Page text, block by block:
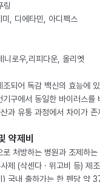
링
, 디에타민, 아디펙스
로우,리피다운, 올리엣
되어 독감 백신의 효능에
구에서 동일한 바이러스를
과 유통 과정에서 차이가 존
약제비
처방하는 병원과 조제하는
제 (삭센다 · 위고비 등) 제
) 국내 출하가는 한 펜당 약